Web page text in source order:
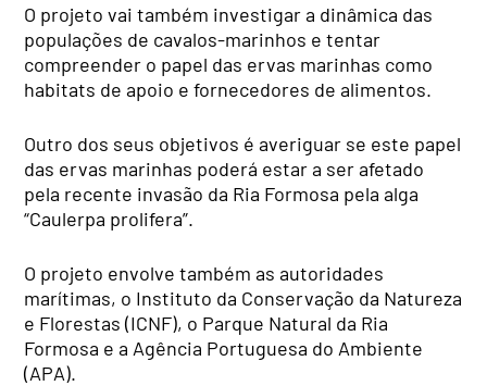
O projeto vai também investigar a dinâmica das
populações de cavalos-marinhos e tentar
compreender o papel das ervas marinhas como
habitats de apoio e fornecedores de alimentos.
Outro dos seus objetivos é averiguar se este papel
das ervas marinhas poderá estar a ser afetado
pela recente invasão da Ria Formosa pela alga
“Caulerpa prolifera”.
O projeto envolve também as autoridades
marítimas, o Instituto da Conservação da Natureza
e Florestas (ICNF), o Parque Natural da Ria
Formosa e a Agência Portuguesa do Ambiente
(APA).